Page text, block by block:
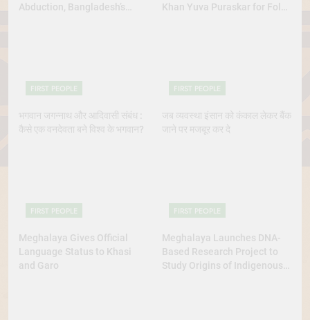
Abduction, Bangladesh’s
Khan Yuva Puraskar for Folk
FIRST PEOPLE
भगवान जगन्नाथ और आदिवासी संबंध :
कैसे एक वनदेवता बने विश्व के भगवान?
FIRST PEOPLE
जब व्यवस्था इंसान को कंकाल लेकर बैंक
जाने पर मजबूर कर दे
FIRST PEOPLE
Meghalaya Gives Official
Language Status to Khasi
and Garo
FIRST PEOPLE
Meghalaya Launches DNA-
Based Research Project to
Study Origins of Indigenous